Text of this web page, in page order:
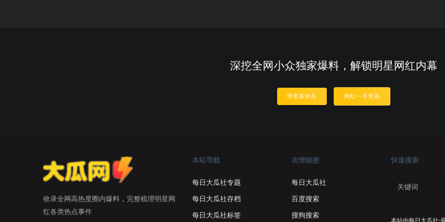
深挖全网小众独家爆料，解锁明星网红内幕
明星新鲜瓜 网红一手资讯
收录全网高热度圈内爆料，完整梳理明星网
红各类热点事件
本站导航
每日大瓜社专题
每日大瓜社存档
每日大瓜社标签
友情链接
每日大瓜社
百度搜索
搜狗搜索
快速搜索
本站由每日大瓜社-